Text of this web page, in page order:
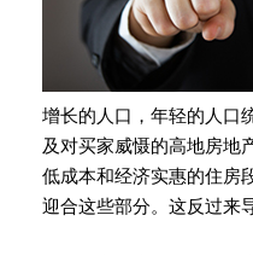
增长的人口，年轻的人口
及对买家威慑的高地房地
低成本和经济实惠的住房
迎合这些部分。这反过来